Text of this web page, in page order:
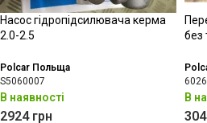
Насос гідропідсилювача керма
2.0-2.5
Polcar Польща
S5060007
В наявності
2924 грн
без
В